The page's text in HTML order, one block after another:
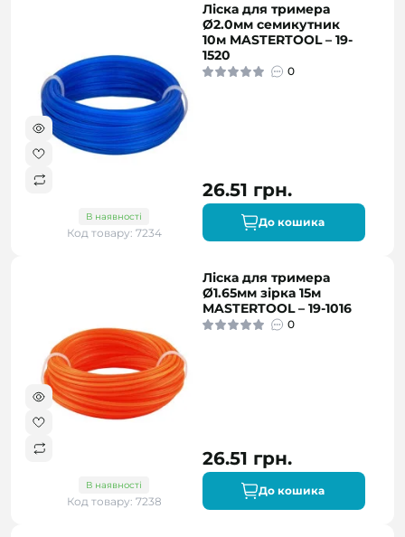
В наявності
Код товару: 7234
Ліска для тримера
Ø2.0мм семикутник
10м MASTERTOOL – 19-
1520
0
26.51 грн.
До кошика
В наявності
Код товару: 7238
Ліска для тримера
Ø1.65мм зірка 15м
MASTERTOOL – 19-1016
0
26.51 грн.
До кошика